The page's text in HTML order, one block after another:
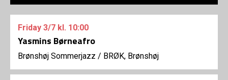
Friday 3/7 kl. 10:00
Yasmins Børneafro
Brønshøj Sommerjazz / BRØK, Brønshøj